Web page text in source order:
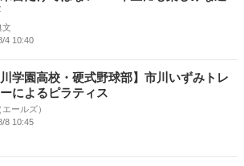
文
4 10:40
川学園高校・硬式野球部】市川いずみトレ
によるピラティス
ールズ）
8 10:45